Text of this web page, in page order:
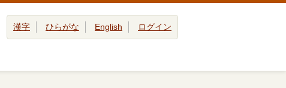
漢字 ひらがな English ログイン